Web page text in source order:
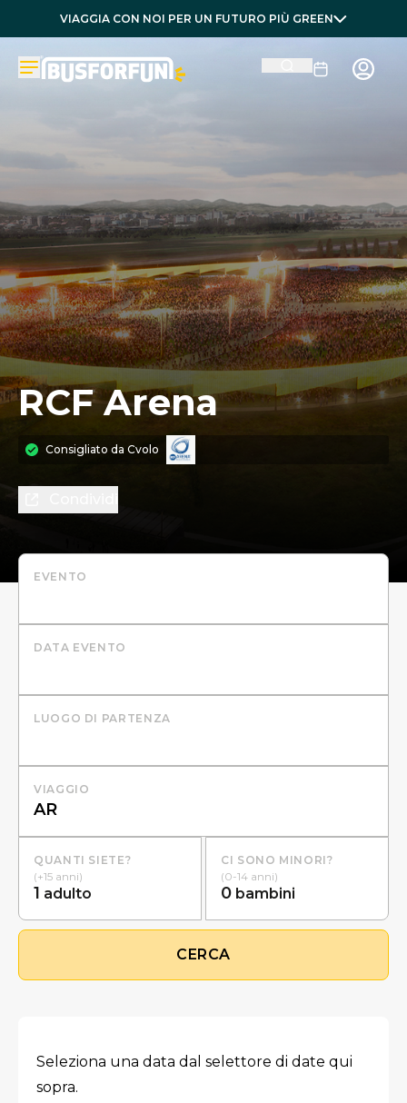
VIAGGIA CON NOI PER UN FUTURO PIÙ GREEN
RCF Arena
Consigliato da Cvolo
EVENTO
DATA EVENTO
LUOGO DI PARTENZA
VIAGGIO
QUANTI SIETE?
(+15 anni)
1 adulto
CI SONO MINORI?
(0-14 anni)
0 bambini
CERCA
Seleziona una data dal selettore di date qui
sopra.